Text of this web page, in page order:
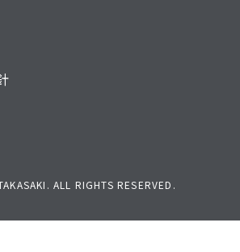
ALL RIGHTS RESERVED.